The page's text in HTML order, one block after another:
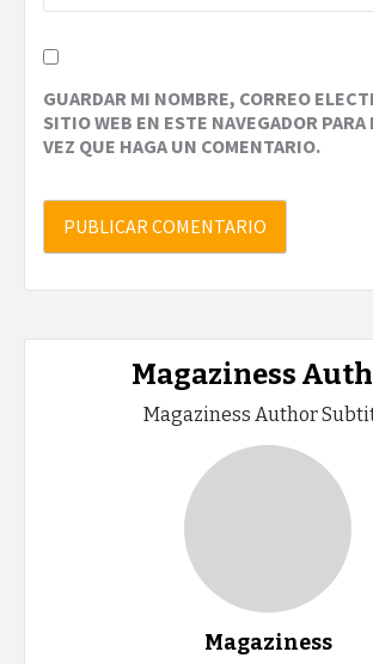
GUARDAR MI NOMBRE, CORREO
SITIO WEB EN ESTE NAVEGADOR PARA
VEZ QUE HAGA UN COMENTARIO.
Magaziness
Magaziness Author
Magaziness